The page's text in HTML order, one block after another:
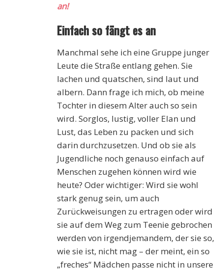
an!
Einfach so fängt es an
Manchmal sehe ich eine Gruppe junger
Leute die Straße entlang gehen. Sie
lachen und quatschen, sind laut und
albern. Dann frage ich mich, ob meine
Tochter in diesem Alter auch so sein
wird. Sorglos, lustig, voller Elan und
Lust, das Leben zu packen und sich
darin durchzusetzen. Und ob sie als
Jugendliche noch genauso einfach auf
Menschen zugehen können wird wie
heute? Oder wichtiger: Wird sie wohl
stark genug sein, um auch
Zurückweisungen zu ertragen oder wird
sie auf dem Weg zum Teenie gebrochen
werden von irgendjemandem, der sie so,
wie sie ist, nicht mag – der meint, ein so
„freches“ Mädchen passe nicht in unsere